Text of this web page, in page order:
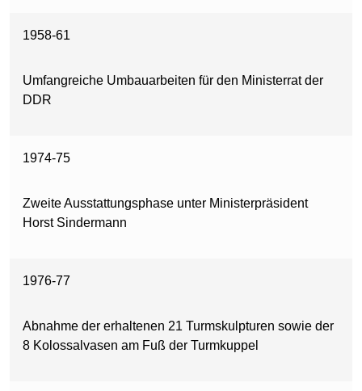
1958-61
Umfangreiche Umbauarbeiten für den Ministerrat der
DDR
1974-75
Zweite Ausstattungsphase unter Ministerpräsident
Horst Sindermann
1976-77
Abnahme der erhaltenen 21 Turmskulpturen sowie der
8 Kolossalvasen am Fuß der Turmkuppel